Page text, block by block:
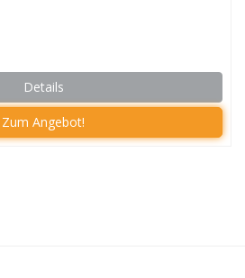
Details
Zum Angebot!